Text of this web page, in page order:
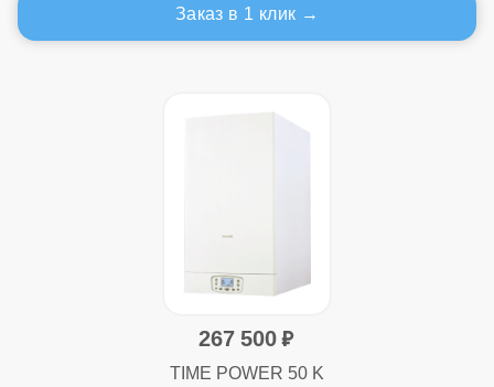
Заказ в 1 клик
267 500
TIME POWER 50 K